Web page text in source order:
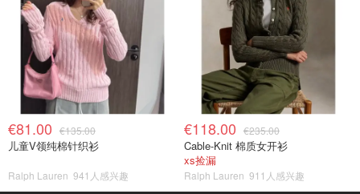
€81.00 €135.00
儿童V领纯棉针织衫
Ralph Lauren 941人感兴趣
€118.00 €235.00
Cable-Knit 棉质女开衫
xs捡漏
Ralph Lauren 911人感兴趣